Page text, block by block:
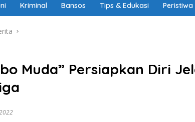
Kriminal Bansos Tips & Edukasi Peristiwa
Muda” Persiapkan Diri